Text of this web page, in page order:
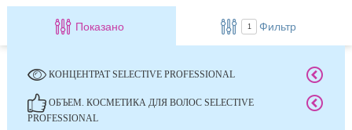
Показано 1 Фильтр
КОНЦЕНТРАТ SELECTIVE PROFESSIONAL
ОБЪЕМ. КОСМЕТИКА ДЛЯ ВОЛОС SELECTIVE
PROFESSIONAL